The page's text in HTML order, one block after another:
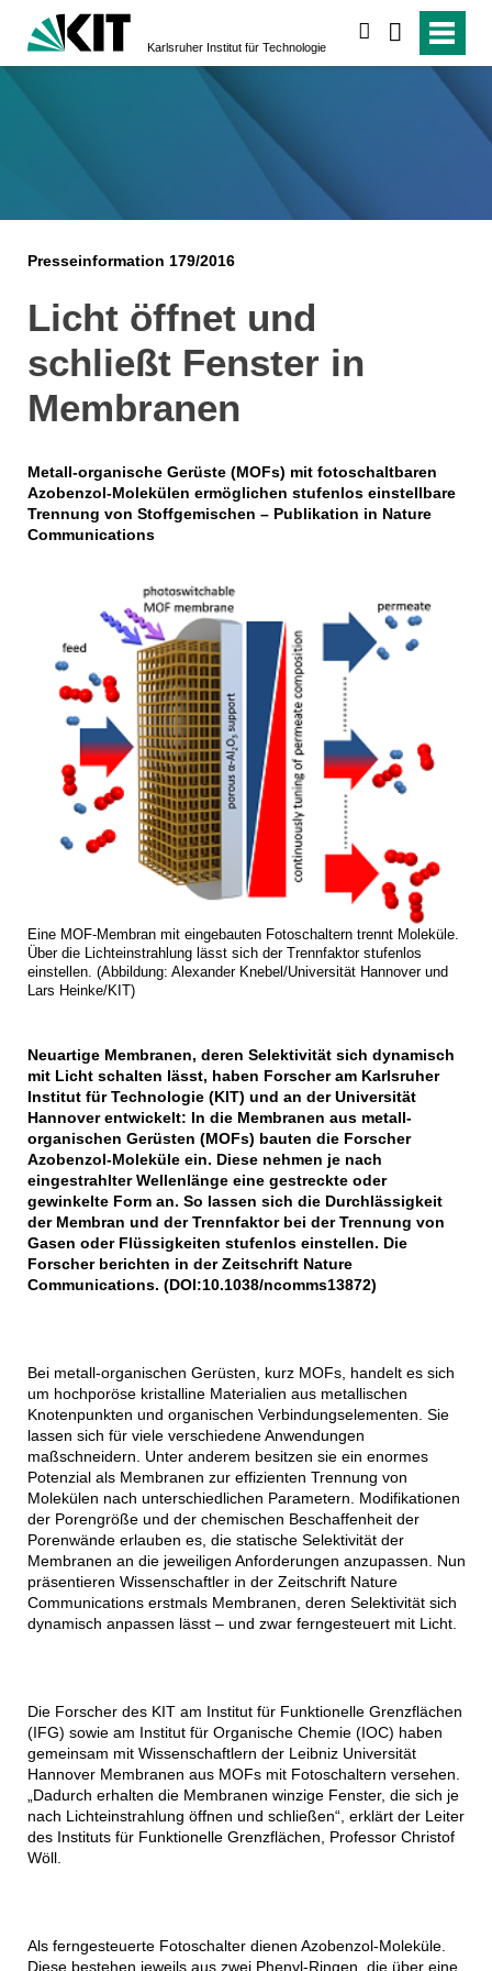
Karlsruher Institut für Technologie
Presseinformation 179/2016
Licht öffnet und
schließt Fenster in
Membranen
Metall-organische Gerüste (MOFs) mit fotoschaltbaren
Azobenzol-Molekülen ermöglichen stufenlos einstellbare
Trennung von Stoffgemischen – Publikation in Nature
Communications
Eine MOF-Membran mit eingebauten Fotoschaltern trennt Moleküle.
Über die Lichteinstrahlung lässt sich der Trennfaktor stufenlos
einstellen. (Abbildung: Alexander Knebel/Universität Hannover und
Lars Heinke/KIT)
Neuartige Membranen, deren Selektivität sich dynamisch
mit Licht schalten lässt, haben Forscher am Karlsruher
Institut für Technologie (KIT) und an der Universität
Hannover entwickelt: In die Membranen aus metall-
organischen Gerüsten (MOFs) bauten die Forscher
Azobenzol-Moleküle ein. Diese nehmen je nach
eingestrahlter Wellenlänge eine gestreckte oder
gewinkelte Form an. So lassen sich die Durchlässigkeit
der Membran und der Trennfaktor bei der Trennung von
Gasen oder Flüssigkeiten stufenlos einstellen. Die
Forscher berichten in der Zeitschrift Nature
Communications. (DOI:10.1038/ncomms13872)
Bei metall-organischen Gerüsten, kurz MOFs, handelt es sich
um hochporöse kristalline Materialien aus metallischen
Knotenpunkten und organischen Verbindungselementen. Sie
lassen sich für viele verschiedene Anwendungen
maßschneidern. Unter anderem besitzen sie ein enormes
Potenzial als Membranen zur effizienten Trennung von
Molekülen nach unterschiedlichen Parametern. Modifikationen
der Porengröße und der chemischen Beschaffenheit der
Porenwände erlauben es, die statische Selektivität der
Membranen an die jeweiligen Anforderungen anzupassen. Nun
präsentieren Wissenschaftler in der Zeitschrift Nature
Communications erstmals Membranen, deren Selektivität sich
dynamisch anpassen lässt – und zwar ferngesteuert mit Licht.
Die Forscher des KIT am Institut für Funktionelle Grenzflächen
(IFG) sowie am Institut für Organische Chemie (IOC) haben
gemeinsam mit Wissenschaftlern der Leibniz Universität
Hannover Membranen aus MOFs mit Fotoschaltern versehen.
„Dadurch erhalten die Membranen winzige Fenster, die sich je
nach Lichteinstrahlung öffnen und schließen“, erklärt der Leiter
des Instituts für Funktionelle Grenzflächen, Professor Christof
Wöll.
Als ferngesteuerte Fotoschalter dienen Azobenzol-Moleküle.
Diese bestehen jeweils aus zwei Phenyl-Ringen, die über eine